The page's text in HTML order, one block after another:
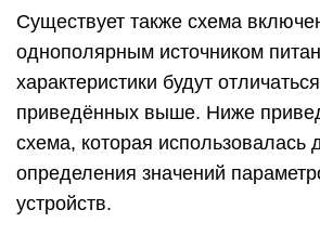
Существует также схема
однополярным источником
характеристики будут
приведённых выше. Ниже
схема, которая использовалась
определения значений
устройств.